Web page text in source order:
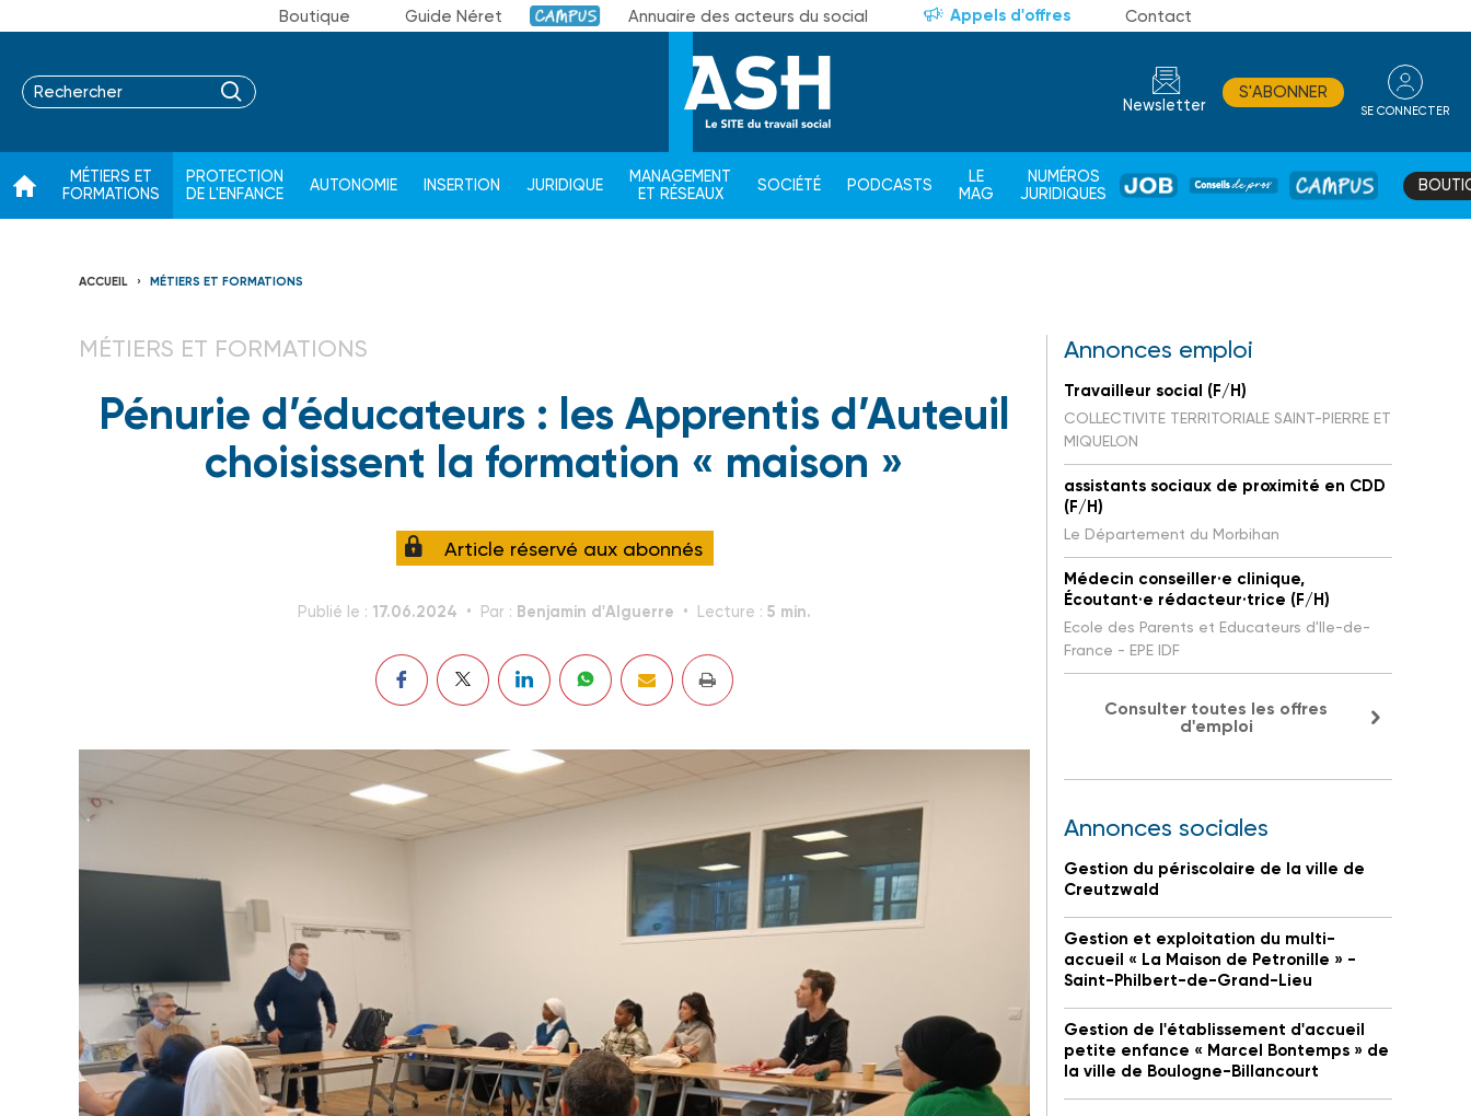
Boutique Guide Néret Campus Annuaire des acteurs du social Appels d'offres Contact
Newsletter
S'ABONNER
SE CONNECTER
MÉTIERS ET
FORMATIONS
PROTECTION
DE L'ENFANCE
AUTONOMIE INSERTION JURIDIQUE
MANAGEMENT
ET RÉSEAUX
SOCIÉTÉ PODCASTS
LE
MAG
NUMÉROS
JURIDIQUES
JOB
DE
CAMPUS
ACCUEIL MÉTIERS ET FORMATIONS
MÉTIERS ET FORMATIONS
Pénurie d’éducateurs : les Apprentis d’Auteuil
choisissent la formation « maison »
Article réservé aux abonnés
Publié le : 17.06.2024 Par : Benjamin d'Alguerre Lecture : 5 min.
Annonces emploi
Travailleur social (F/H)
COLLECTIVITE TERRITORIALE SAINT-PIERRE ET
MIQUELON
assistants sociaux de proximité en CDD
(F/H)
Le Département du Morbihan
Médecin conseiller·e clinique,
Écoutant·e rédacteur·trice (F/H)
Ecole des Parents et Educateurs d'Ile-de-
France - EPE IDF
Consulter toutes les offres
d'emploi
Annonces sociales
Gestion du périscolaire de la ville de
Creutzwald
Gestion et exploitation du multi-
accueil « La Maison de Petronille » -
Saint-Philbert-de-Grand-Lieu
Gestion de l'établissement d'accueil
petite enfance « Marcel Bontemps » de
la ville de Boulogne-Billancourt